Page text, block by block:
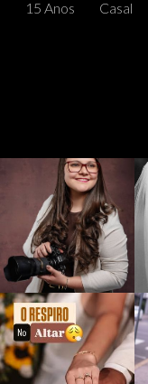
15 Anos Casal